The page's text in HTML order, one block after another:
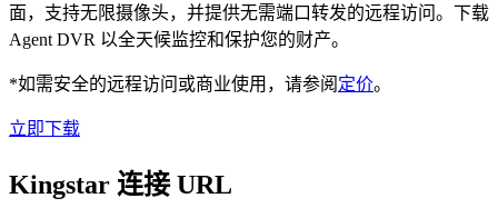
面，支持无限摄像头，并提供无需端口转发的远程访问。下载
Agent DVR 以全天候监控和保护您的财产。
*如需安全的远程访问或商业使用，请参阅 定价。
立即下载
Kingstar 连接 URL